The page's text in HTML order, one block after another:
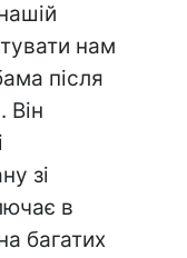
нам
після
Він
зі
в
багатих